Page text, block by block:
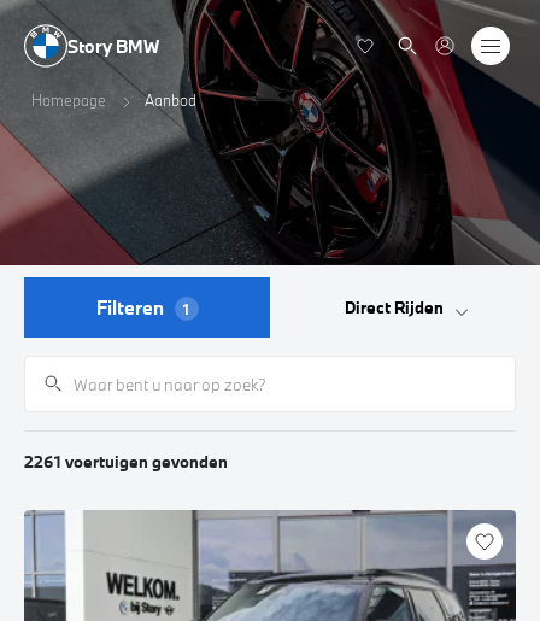
Story BMW
Homepage Aanbod
Filteren 1 Direct Rijden
2261 voertuigen gevonden